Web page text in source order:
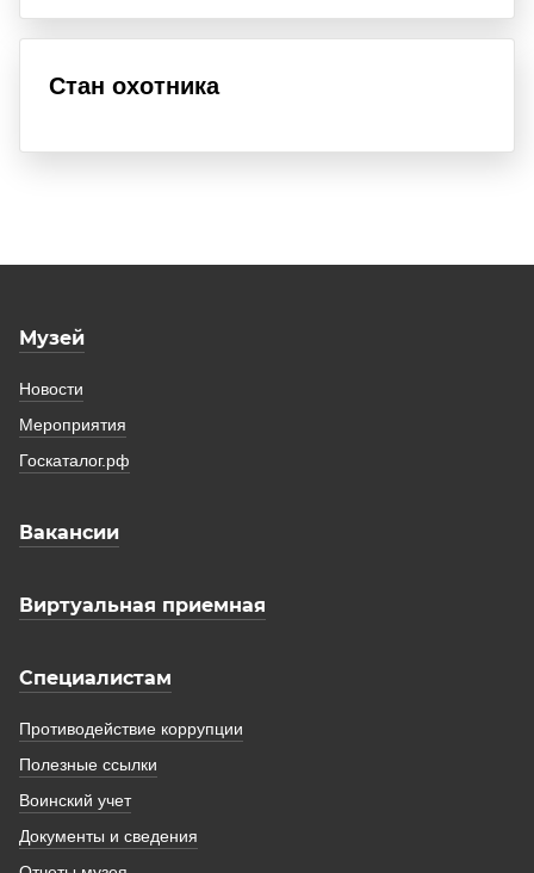
Стан охотника
Музей
Новости
Мероприятия
Госкаталог.рф
Вакансии
Виртуальная приемная
Специалистам
Противодействие коррупции
Полезные ссылки
Воинский учет
Документы и сведения